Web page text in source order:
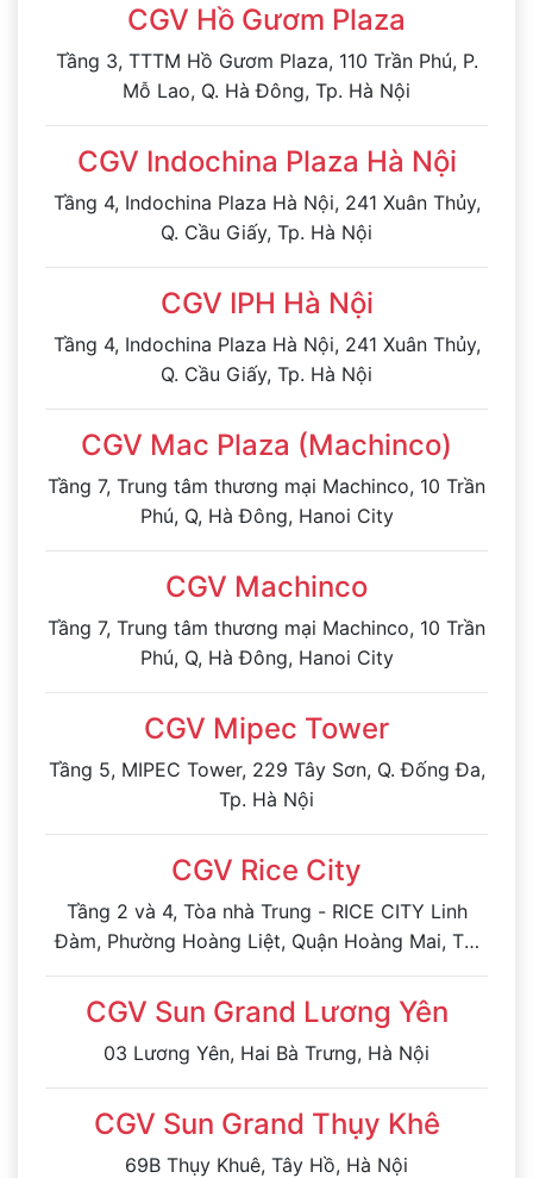
CGV Hồ Gươm Plaza
Tầng 3, TTTM Hồ Gươm Plaza, 110 Trần Phú, P.
Mỗ Lao, Q. Hà Đông, Tp. Hà Nội
CGV Indochina Plaza Hà Nội
Tầng 4, Indochina Plaza Hà Nội, 241 Xuân Thủy,
Q. Cầu Giấy, Tp. Hà Nội
CGV IPH Hà Nội
Tầng 4, Indochina Plaza Hà Nội, 241 Xuân Thủy,
Q. Cầu Giấy, Tp. Hà Nội
CGV Mac Plaza (Machinco)
Tầng 7, Trung tâm thương mại Machinco, 10 Trần
Phú, Q, Hà Đông, Hanoi City
CGV Machinco
Tầng 7, Trung tâm thương mại Machinco, 10 Trần
Phú, Q, Hà Đông, Hanoi City
CGV Mipec Tower
Tầng 5, MIPEC Tower, 229 Tây Sơn, Q. Đống Đa,
Tp. Hà Nội
CGV Rice City
Tầng 2 và 4, Tòa nhà Trung - RICE CITY Linh
Đàm, Phường Hoàng Liệt, Quận Hoàng Mai, Tp.
Hà Nội
CGV Sun Grand Lương Yên
03 Lương Yên, Hai Bà Trưng, Hà Nội
CGV Sun Grand Thụy Khê
69B Thụy Khuê, Tây Hồ, Hà Nội